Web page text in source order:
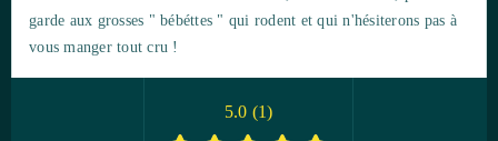
garde aux grosses " bébéttes " qui rodent et qui n'hésiterons pas à
vous manger tout cru !
5.0 (1)